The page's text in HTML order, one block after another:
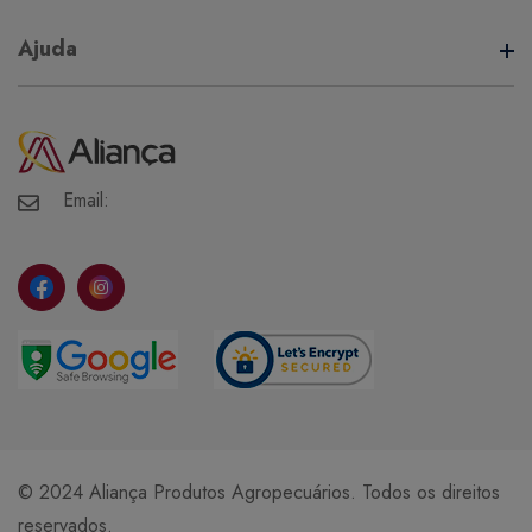
Termos de Uso
Ajuda
Minha Conta
Meus Pedidos
Meus Favoritos
Email:
© 2024 Aliança Produtos Agropecuários. Todos os direitos
reservados.